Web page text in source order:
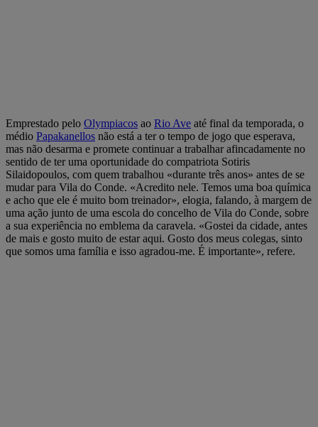
Emprestado pelo Olympiacos ao Rio Ave até final da temporada, o
médio Papakanellos não está a ter o tempo de jogo que esperava,
mas não desarma e promete continuar a trabalhar afincadamente no
sentido de ter uma oportunidade do compatriota Sotiris
Silaidopoulos, com quem trabalhou «durante três anos» antes de se
mudar para Vila do Conde. «Acredito nele. Temos uma boa química
e acho que ele é muito bom treinador», elogia, falando, à margem de
uma ação junto de uma escola do concelho de Vila do Conde, sobre
a sua experiência no emblema da caravela. «Gostei da cidade, antes
de mais e gosto muito de estar aqui. Gosto dos meus colegas, sinto
que somos uma família e isso agradou-me. É importante», refere.